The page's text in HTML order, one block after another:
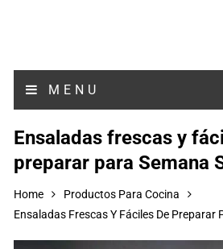
MENU
Ensaladas frescas y
preparar para Semana
Home
Productos Para Cocina
Ensaladas Frescas Y Fáciles De Preparar